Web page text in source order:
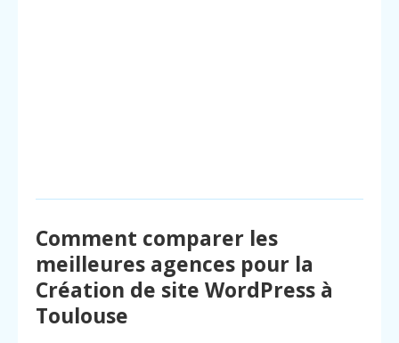
Comment comparer les
meilleures agences pour la
Création de site WordPress à
Toulouse